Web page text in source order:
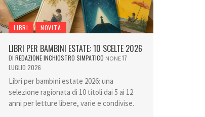
LIBRI NOVITÀ
LIBRI PER BAMBINI ESTATE: 10 SCELTE 2026
DI REDAZIONE INCHIOSTRO SIMPATICO NONE17
LUGLIO 2026
Libri per bambini estate 2026: una
selezione ragionata di 10 titoli dai 5 ai 12
anni per letture libere, varie e condivise.